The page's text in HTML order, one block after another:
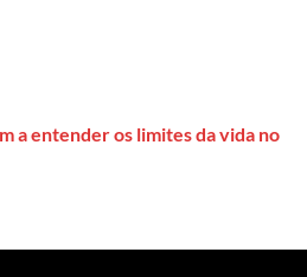
a entender os limites da vida no